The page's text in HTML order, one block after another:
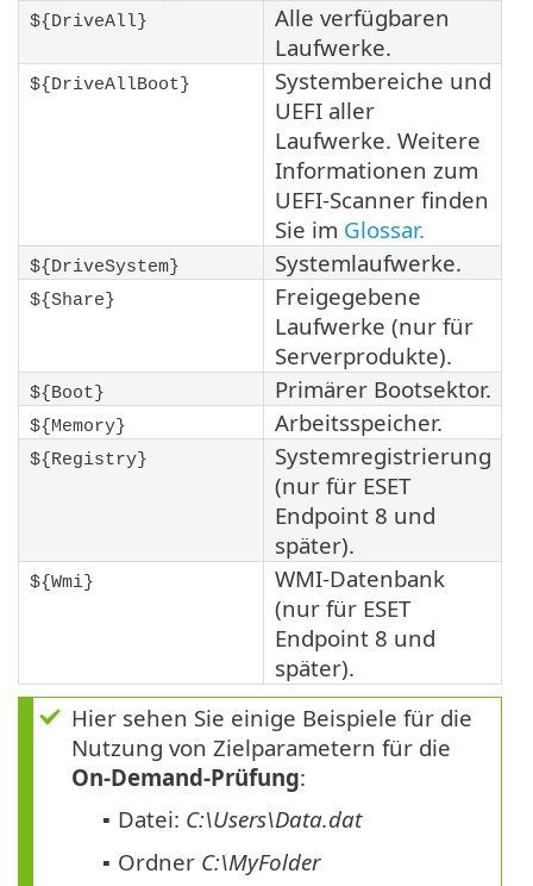
${DriveAll}
Alle verfügbaren
Laufwerke.
${DriveAllBoot}
Systembereiche und
UEFI aller
Laufwerke. Weitere
Informationen zum
UEFI-Scanner finden
Sie im Glossar.
${DriveSystem} Systemlaufwerke.
${Share}
Freigegebene
Laufwerke (nur für
Serverprodukte).
${Boot} Primärer Bootsektor.
${Memory} Arbeitsspeicher.
${Registry}
Systemregistrierung
(nur für ESET
Endpoint 8 und
später).
${Wmi}
WMI-Datenbank
(nur für ESET
Endpoint 8 und
später).
Hier sehen Sie einige Beispiele für die
Nutzung von Zielparametern für die
On-Demand-Prüfung:
▪ Datei: C:\Users\Data.dat
▪ Ordner C:\MyFolder